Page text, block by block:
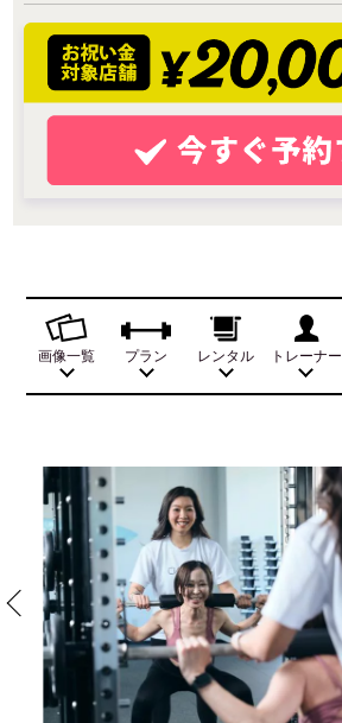
画像一覧 プラン レンタル トレーナー